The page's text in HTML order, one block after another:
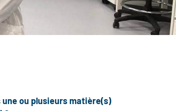
une ou plusieurs matière(s)